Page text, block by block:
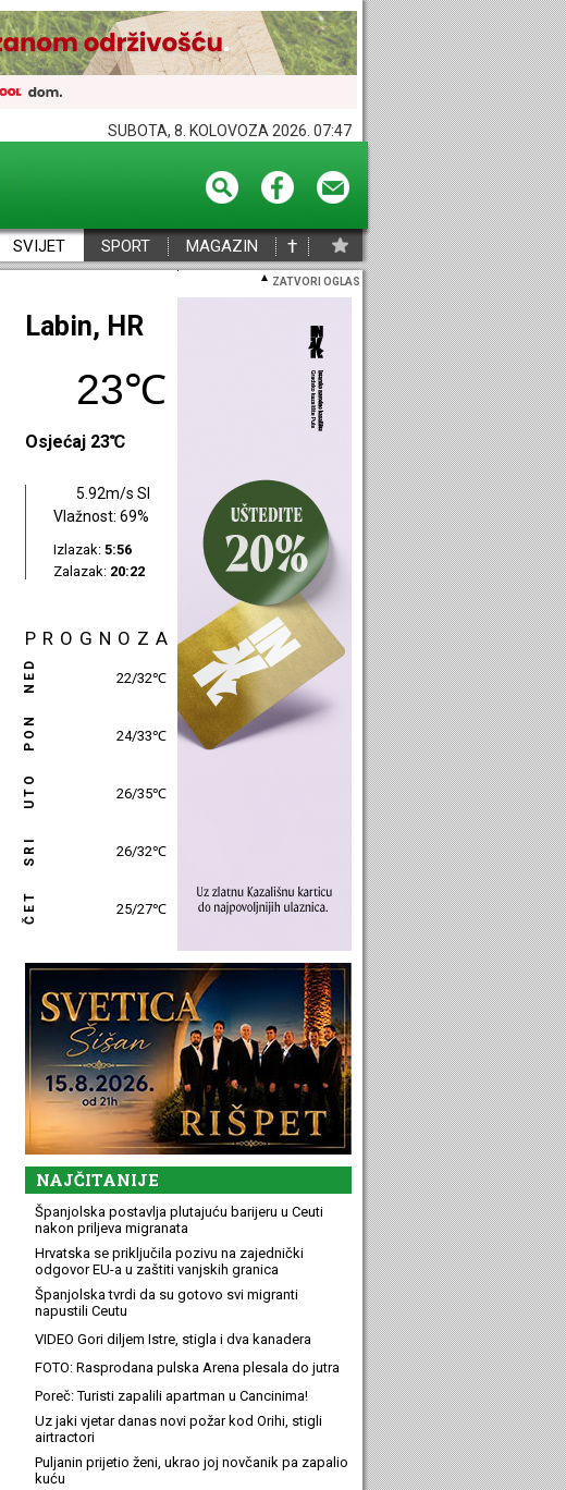
SUBOTA, 8. KOLOVOZA 2026. 07:47
SVIJET SPORT MAGAZIN †
ZATVORI OGLAS
Poreč, HR
26℃
Osjećaj 26℃
1.54m/s S
Vlažnost: 55%
Izlazak: 5:58
Zalazak: 20:24
PROGNOZA
NED 25/31℃
PON 26/31℃
UTO 26/33℃
SRI 27/32℃
ČET 27/27℃
NAJČITANIJE
Španjolska postavlja plutajuću barijeru u Ceuti
nakon priljeva migranata
Hrvatska se priključila pozivu na zajednički
odgovor EU-a u zaštiti vanjskih granica
Španjolska tvrdi da su gotovo svi migranti
napustili Ceutu
VIDEO Gori diljem Istre, stigla i dva kanadera
FOTO: Rasprodana pulska Arena plesala do jutra
Poreč: Turisti zapalili apartman u Cancinima!
Uz jaki vjetar danas novi požar kod Orihi, stigli
airtractori
Puljanin prijetio ženi, ukrao joj novčanik pa zapalio
kuću